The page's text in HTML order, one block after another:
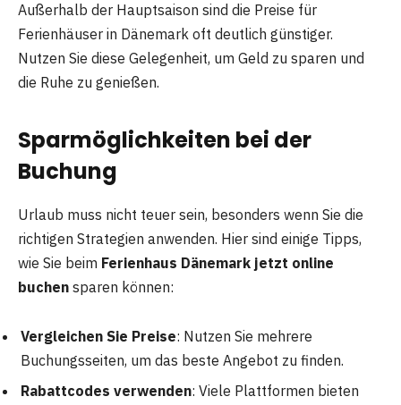
Außerhalb der Hauptsaison sind die Preise für
Ferienhäuser in Dänemark oft deutlich günstiger.
Nutzen Sie diese Gelegenheit, um Geld zu sparen und
die Ruhe zu genießen.
Sparmöglichkeiten bei der
Buchung
Urlaub muss nicht teuer sein, besonders wenn Sie die
richtigen Strategien anwenden. Hier sind einige Tipps,
wie Sie beim Ferienhaus Dänemark jetzt online
buchen sparen können:
Vergleichen Sie Preise: Nutzen Sie mehrere
Buchungsseiten, um das beste Angebot zu finden.
Rabattcodes verwenden: Viele Plattformen bieten